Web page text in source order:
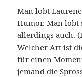
Man lobt
Humor. Man lobt
allerdings auch.
Welcher Art ist
für einen
jemand die